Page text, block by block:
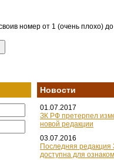
номер от 1 (очень плохо)
Новости
01.07.2017
ЗК РФ претерпел
новой редакции
03.07.2016
Последняя редакция
доступна для